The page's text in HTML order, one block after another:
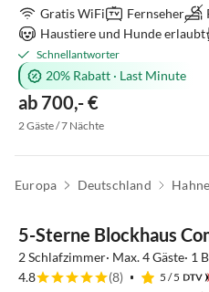
Gratis WiFi Fernseher
Haustiere und Hunde erlaubt
Schnellantworter
20% Rabatt · Last Minute
ab 700,- €
2 Gäste / 7 Nächte
Europa Deutschland
2 Schlafzimmer· Max. 4 Gäste· 1
4.8
(8) 5 / 5